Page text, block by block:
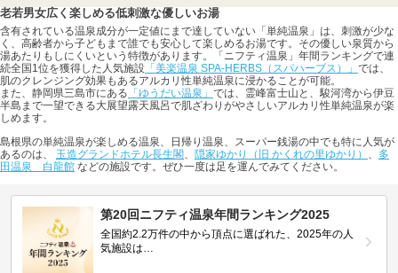
老若男女広く楽しめる低刺激な優しいお湯
含有されている温泉成分が一定値にまで達していない「単純温泉」は、刺激が少な
く、高齢者から子どもまで誰でも安心して楽しめるお湯です。その優しい泉質から
湯あたりもしにくいという特徴があります。「ニフティ温泉」年間ランキングで連
続全国1位を獲得した人気施設 「美楽温泉 SPA-HERBS（スパハーブス）」 では、
肌のクレンジング効果もあるアルカリ性単純温泉に浸かることが可能。
また、静岡県三島市にある 「ゆうだい温泉」 では、霊峰富士山と、駿河湾から伊豆
半島まで一望できる大展望露天風呂で肌ざわりがやさしいアルカリ性単純温泉が楽
しめます。
島根県の単純温泉が楽しめる温泉、日帰り温泉、スーパー銭湯の中でも特に人気が
あるのは、 玉造グランドホテル長生閣、 隠家ゆかり（旧 かくれの里ゆかり） 、 多
田温泉 白龍館 などの施設です。ぜひ一度は足を運んでみてください。
第20回ニフティ温泉年間ランキング2025
全国約2.2万件の中から頂点に選ばれた、2025年の人
気施設は…